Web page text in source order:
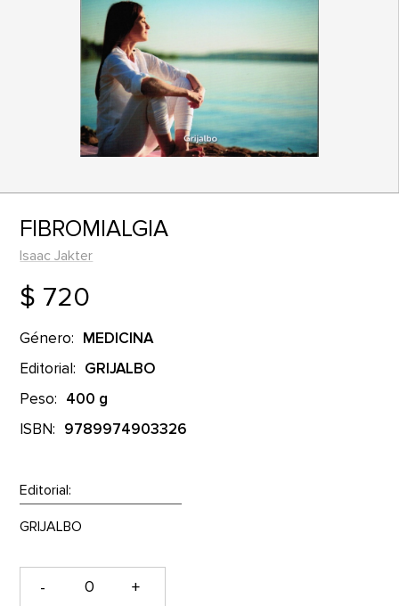
FIBROMIALGIA
Isaac Jakter
$ 720
Género: MEDICINA
Editorial: GRIJALBO
Peso: 400 g
ISBN: 9789974903326
Editorial:
- +